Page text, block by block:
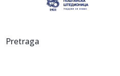
23:42:Selena ruši Diznijev
Frajburg
Pretraga